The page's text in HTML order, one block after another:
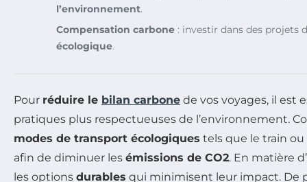
l’environnement.
Compensation carbone : investir dans des projets
écologique.
Pour réduire le bilan carbone de vos voyages, il est
pratiques plus respectueuses de l’environnement.
modes de transport écologiques tels que le train ou
afin de diminuer les émissions de CO2. En matière
les options durables qui minimisent leur impact. De